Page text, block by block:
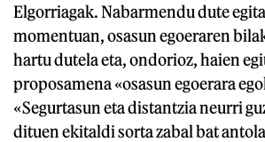
Elgorriagak. Nabarmendu dute
momentuan, osasun egoeraren
hartu dutela eta, ondorioz, haien
proposamena «osasun egoerara
«Segurtasun eta distantzia neurri
dituen ekitaldi sorta zabal bat